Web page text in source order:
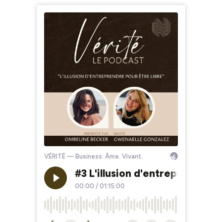
VÉRITÉ — Business. Âme. Vivant.
#3 L'illusion d'entreprendre
00:00 / 01:15:00